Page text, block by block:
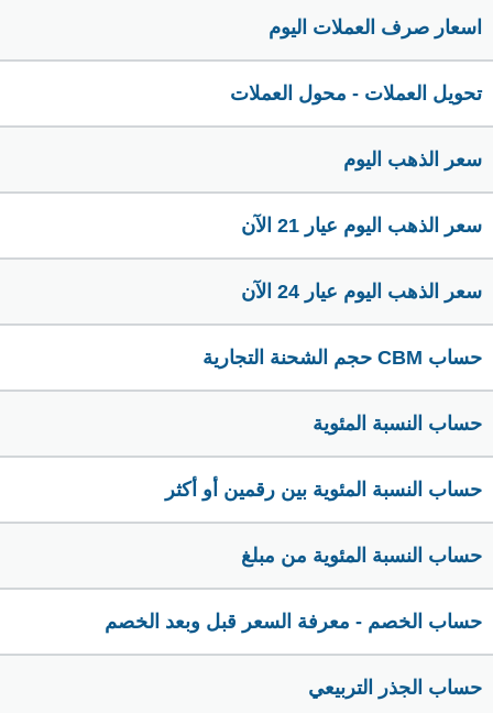
اسعار صرف العملات اليوم
تحويل العملات - محول العملات
سعر الذهب اليوم
سعر الذهب اليوم عيار 21 الآن
سعر الذهب اليوم عيار 24 الآن
حساب CBM حجم الشحنة التجارية
حساب النسبة المئوية
حساب النسبة المئوية بين رقمين أو أكثر
حساب النسبة المئوية من مبلغ
حساب الخصم - معرفة السعر قبل وبعد الخصم
حساب الجذر التربيعي